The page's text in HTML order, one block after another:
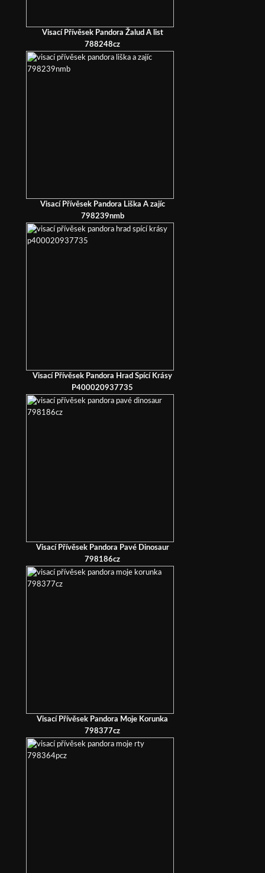
Visací Přívěsek Pandora Žalud A list
788248cz
Visací Přívěsek Pandora Liška A zajíc
798239nmb
Visací Přívěsek Pandora Hrad Spící Krásy
P400020937735
Visací Přívěsek Pandora Pavé Dinosaur
798186cz
Visací Přívěsek Pandora Moje Korunka
798377cz